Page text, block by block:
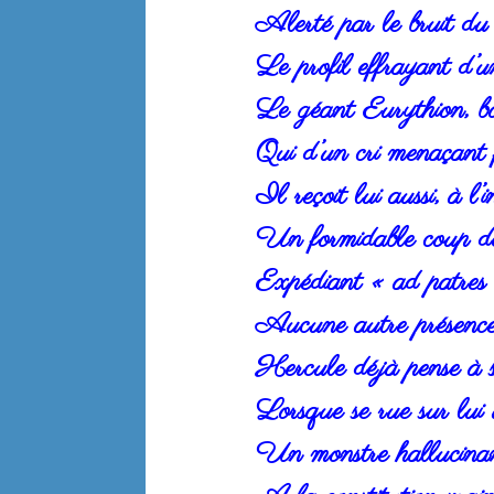
Alerté par le bruit du
Le profil effrayant
Le géant Eurythion,
Qui d’un cri
Il reçoit lui aussi, à
Un formidable coup
Expédiant « ad
Aucune autre
Hercule déjà pense à
Lorsque se rue sur lui
Un monstre